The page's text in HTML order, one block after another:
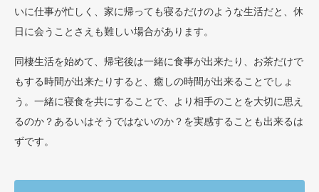
いに仕事が忙しく、家に帰っても寝るだけのような生活だと、休
日に会うことさえも難しい場合があります。
同棲生活を始めて、帰宅後は一緒に食事が出来たり、お茶だけで
もする時間が出来たりすると、癒しの時間が出来ることでしょ
う。一緒に寝食を共にすることで、より相手のことを大切に思え
るのか？あるいはそうではないのか？を実感することも出来るは
ずです。